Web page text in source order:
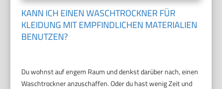
KANN ICH EINEN WASCHTROCKNER FÜR
KLEIDUNG MIT EMPFINDLICHEN MATERIALIEN
BENUTZEN?
Du wohnst auf engem Raum und denkst darüber nach, einen
Waschtrockner anzuschaffen. Oder du hast wenig Zeit und